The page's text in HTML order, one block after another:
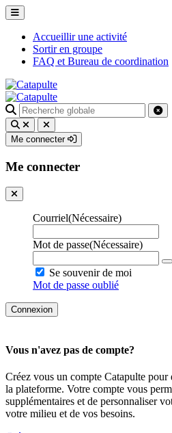
Accueillir une activité
Sortir en groupe
FAQ et Bureau de coordination
Recherche
pour
:
Me connecter
Me connecter
Courriel(Nécessaire)
Mot de passe(Nécessaire)
Se souvenir de moi
Mot de passe oublié
Vous n'avez pas de compte?
Créez vous un compte Catapulte
la plateforme. Votre compte vous
supplémentaires et de personnaliser
votre milieu et de vos besoins.